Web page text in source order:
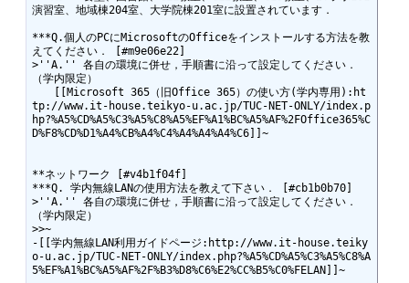
演習室、地域棟204室、大学院棟201室に設置されています．
***Q.個人のPCにMicrosoftのOfficeをインストールする方法を教
えてください． [#m9e06e22]
>''A.'' 各自の環境に併せ，手順書に沿って設定してください．
（学内限定）
[[Microsoft 365（旧Office 365）の使い方(学内専用):ht
tp://www.it-house.teikyo-u.ac.jp/TUC-NET-ONLY/index.p
hp?%A5%CD%A5%C3%A5%C8%A5%EF%A1%BC%A5%AF%2FOffice365%C
D%F8%CD%D1%A4%CB%A4%C4%A4%A4%A4%C6]]~
**ネットワーク [#v4b1f04f]
***Q. 学内無線LANの使用方法を教えて下さい． [#cb1b0b70]
>''A.'' 各自の環境に併せ，手順書に沿って設定してください．
（学内限定）
>>~
-[[学内無線LAN利用ガイドページ:http://www.it-house.teiky
o-u.ac.jp/TUC-NET-ONLY/index.php?%A5%CD%A5%C3%A5%C8%A
5%EF%A1%BC%A5%AF%2F%B3%D8%C6%E2%CC%B5%C0%FELAN]]~